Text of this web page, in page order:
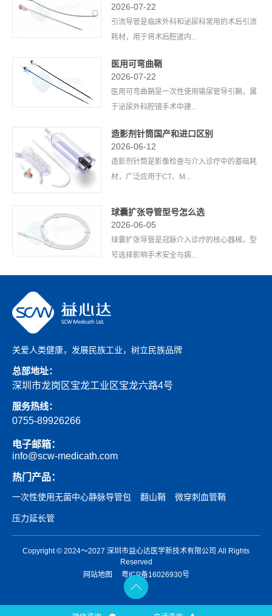
2026-07-22
引流导管是临床外科和泌尿科常用的术后引流
耗材，用于将术后腔道内...
医用可弯曲鞘
2026-07-22
医用可弯曲鞘是一次性使用输尿管导引鞘，属
于泌尿外科腔镜手术中建...
造影剂针筒国产和进口区别
2026-06-12
造影剂针筒是影像检查与介入诊疗中的基础耗
材，广泛应用于CT、M...
球囊扩张导管型号怎么选
2026-06-05
球囊扩张导管是冠脉介入诊疗的核心器械，型
号选择影响手术安全与病...
关爱人类健康，发展民族工业，树立民族品牌
总部地址：
深圳市龙岗区宝龙工业区宝龙六路4号
服务热线：
0755-89926266
电子邮箱：
info@scw-medicath.com
热门产品：
一次性使用无菌中心静脉导管包 翻山鞘 微穿刺血管鞘
压力延长管
Copyright © 2024～2027 深圳市益心达医学新技术有限公司 All Rights
Reserved
网站地图
粤ICP备16026930号